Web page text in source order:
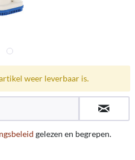
weer leverbaar is.
gelezen en begrepen.